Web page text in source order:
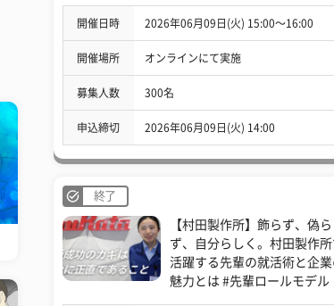
開催日時 2026年06月09日(火) 15:00〜16:00
開催場所 オンラインにて実施
募集人数 300名
申込締切 2026年06月09日(火) 14:00
終了
【村田製作所】飾らず、偽ら
ず、自分らしく。村田製作所
活躍する先輩の就活術と企業
魅力とは #先輩ロールモデル